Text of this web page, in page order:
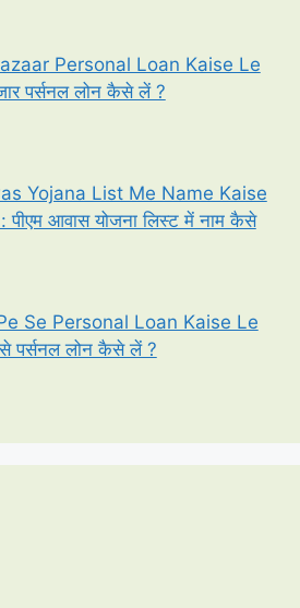
Personal Loan Kaise Le
पर्सनल लोन कैसे लें ?
Yojana List Me Name Kaise
पीएम आवास योजना लिस्ट में नाम कैसे
Se Personal Loan Kaise Le
पर्सनल लोन कैसे लें ?